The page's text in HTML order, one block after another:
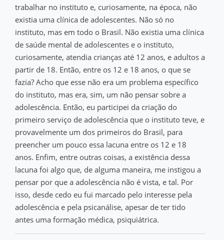
trabalhar no instituto e, curiosamente, na época, não
existia uma clínica de adolescentes. Não só no
instituto, mas em todo o Brasil. Não existia uma clínica
de saúde mental de adolescentes e o instituto,
curiosamente, atendia crianças até 12 anos, e adultos a
partir de 18. Então, entre os 12 e 18 anos, o que se
fazia? Acho que esse não era um problema específico
do instituto, mas era, sim, um não pensar sobre a
adolescência. Então, eu participei da criação do
primeiro serviço de adolescência que o instituto teve, e
provavelmente um dos primeiros do Brasil, para
preencher um pouco essa lacuna entre os 12 e 18
anos. Enfim, entre outras coisas, a existência dessa
lacuna foi algo que, de alguma maneira, me instigou a
pensar por que a adolescência não é vista, e tal. Por
isso, desde cedo eu fui marcado pelo interesse pela
adolescência e pela psicanálise, apesar de ter tido
antes uma formação médica, psiquiátrica.